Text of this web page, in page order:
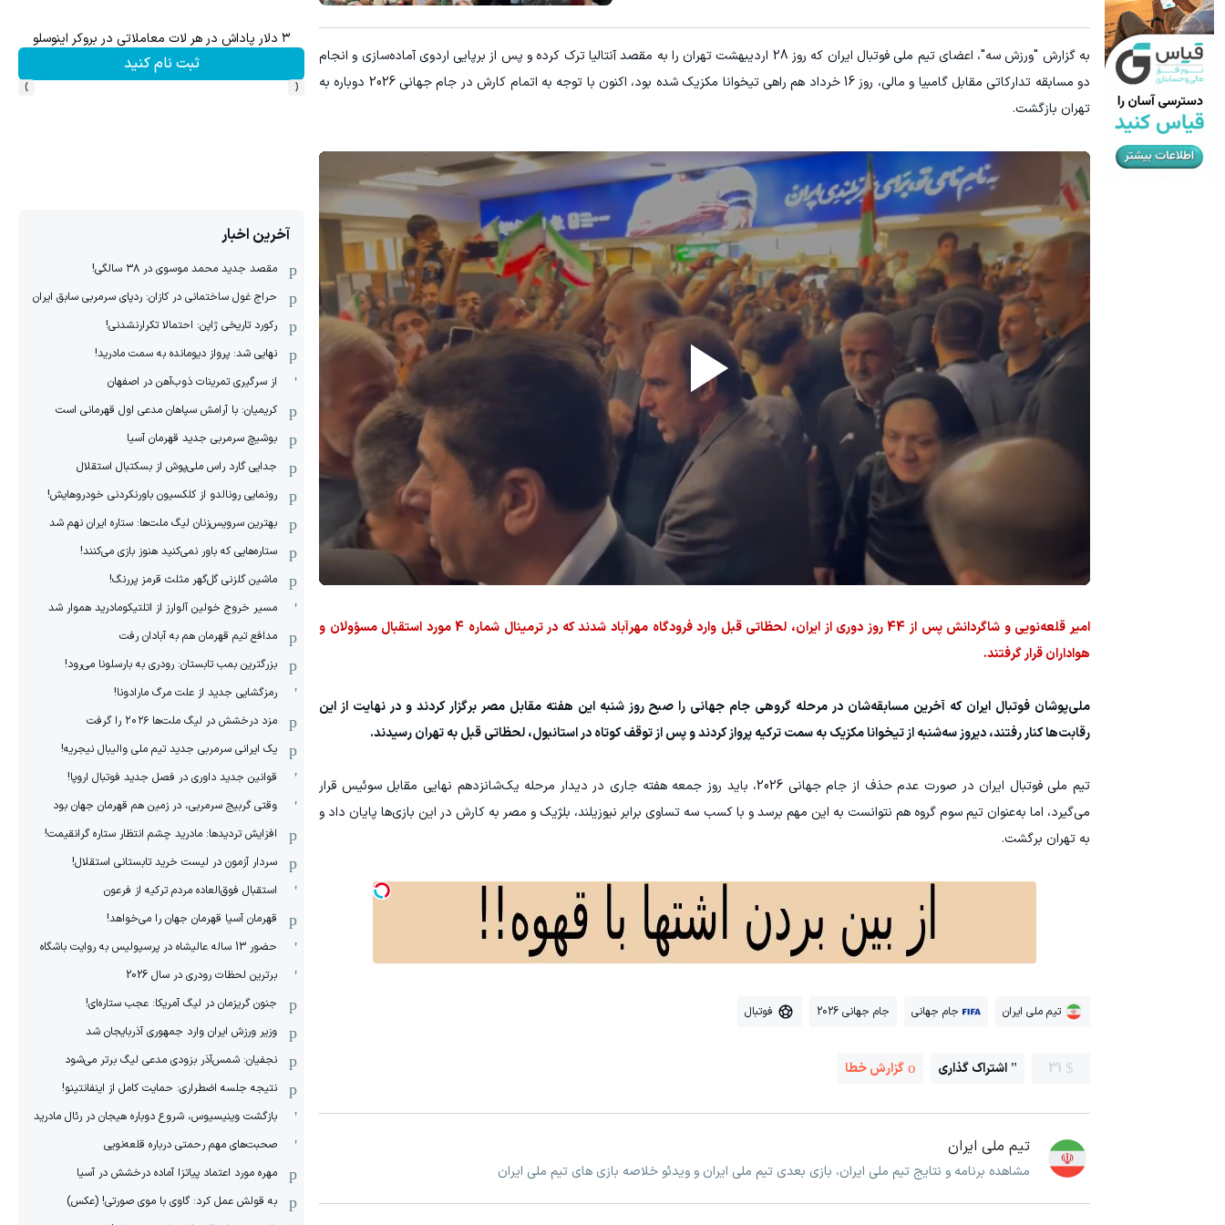
به گزارش "ورزش سه"، اعضای تیم ملی فوتبال ایران که روز 28 اردیبهشت تهران را به مقصد آنتالیا ترک کرده و پس از برپایی اردوی آماده‌سازی و انجام
دو مسابقه تدارکاتی مقابل گامبیا و مالی، روز 16 خرداد هم راهی تیخوانا مکزیک شده بود، اکنون با توجه به اتمام کارش در جام جهانی 2026 دوباره به
تهران بازگشت.
امیر قلعه‌نویی و شاگردانش پس از 44 روز دوری از ایران، لحظاتی قبل وارد فرودگاه مهرآباد شدند که در ترمینال شماره 4 مورد استقبال مسؤولان و
هواداران قرار گرفتند.
ملی‌پوشان فوتبال ایران که آخرین مسابقه‌شان در مرحله گروهی جام جهانی را صبح روز شنبه این هفته مقابل مصر برگزار کردند و در نهایت از این
رقابت‌ها کنار رفتند، دیروز سه‌شنبه از تیخوانا مکزیک به سمت ترکیه پرواز کردند و پس از توقف کوتاه در استانبول، لحظاتی قبل به تهران رسیدند.
تیم ملی فوتبال ایران در صورت عدم حذف از جام جهانی 2026، باید روز جمعه هفته جاری در دیدار مرحله یک‌شانزدهم نهایی مقابل سوئیس قرار
می‌گیرد، اما به‌عنوان تیم سوم گروه هم نتوانست به این مهم برسد و با کسب سه تساوی برابر نیوزیلند، بلژیک و مصر به کارش در این بازی‌ها پایان داد و
به تهران برگشت.
تیم ملی ایران جام جهانی جام جهانی 2026 فوتبال
31 اشتراک گذاری گزارش خطا
تیم ملی ایران
مشاهده برنامه و نتایج تیم ملی ایران، بازی بعدی تیم ملی ایران و ویدئو خلاصه بازی های تیم ملی ایران
۳ دلار پاداش در هر لات معاملاتی در بروکر اینوسلو
ثبت نام کنید ثبت نام کنید ثبت نام کنید
میدونستی میتونی روی سهام آدیداس سرمایه گذاری کنی؟
ثبت نام کنید
‹
›
آخرین اخبار
مقصد جدید محمد موسوی در ٣٨ سالگی!
حراج غول ساختمانی در کازان: ردپای سرمربی سابق ایران
رکورد تاریخی ژاپن: احتمالا تکرارنشدنی!
نهایی شد: پرواز دیومانده به سمت مادرید!
از سرگیری تمرینات ذوب‌آهن در اصفهان
کریمیان: با آرامش سپاهان مدعی اول قهرمانی است
بوشیچ سرمربی جدید قهرمان آسیا
جدایی گارد راس ملی‌پوش از بسکتبال استقلال
رونمایی رونالدو از کلکسیون باورنکردنی خودروهایش!
بهترین سرویس‌زنان لیگ ملت‌ها: ستاره ایران نهم شد
ستاره‌هایی که باور نمی‌کنید هنوز بازی می‌کنند!
ماشین گلزنی گل‌گهر مثلث قرمز پررنگ!
مسیر خروج خولین آلوارز از اتلتیکومادرید هموار شد
مدافع تیم قهرمان هم به آبادان رفت
بزرگترین بمب تابستان: رودری به بارسلونا می‌رود!
رمزگشایی جدید از علت مرگ مارادونا!
مزد درخشش در لیگ ملت‌ها ٢٠٢۶ را گرفت
یک ایرانی سرمربی جدید تیم ملی والیبال نیجریه!
قوانین جدید داوری در فصل جدید فوتبال اروپا!
وقتی گربیج سرمربی، در زمین هم قهرمان جهان بود
افزایش تردیدها: مادرید چشم انتظار ستاره گرانقیمت!
سردار آزمون در لیست خرید تابستانی استقلال!
استقبال فوق‌‌العاده مردم ترکیه از فرعون
قهرمان آسیا قهرمان جهان را می‌خواهد!
حضور 13 ساله عالیشاه در پرسپولیس به روایت باشگاه
برترین لحظات رودری در سال 2026
جنون گریزمان در لیگ آمریکا: عجب ستاره‌ای!
وزیر ورزش ایران وارد جمهوری آذربایجان شد
نجفیان: شمس‌آذر بزودی مدعی لیگ برتر می‌شود
نتیجه جلسه اضطراری: حمایت کامل از اینفانتینو!
بازگشت وینیسیوس، شروع دوباره هیجان در رئال مادرید
صحبت‌های مهم رحمتی درباره قلعه‌نویی
مهره مورد اعتماد پیاتزا آماده درخشش در آسیا
به قولش عمل کرد: گاوی با موی صورتی! (عکس)